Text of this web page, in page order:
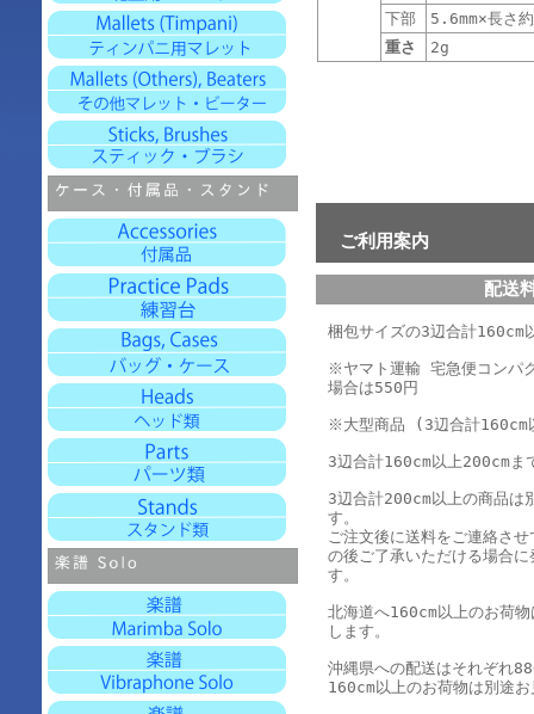
下部
5.6mm×長さ
重さ
2g
ご利用案内
配送
梱包サイズの3辺合計
※ヤマト運輸 宅急便コンパ
場合は550円
※大型商品 (3辺合計160cm
3辺合計160cm以上200cm
3辺合計200cm以上の商品は
す。
ご注文後に送料をご連絡さ
の後ご了承いただける場合
す。
北海道へ160cm以上のお荷
します。
沖縄県への配送はそれぞれ
160cm以上のお荷物は別途